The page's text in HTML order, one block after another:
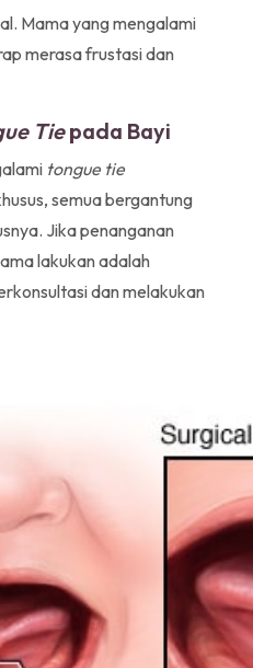
Mama yang mengalami
merasa frustasi dan
Tiepada Bayi
tongue tie
semua bergantung
Jika penanganan
lakukan adalah
dan melakukan